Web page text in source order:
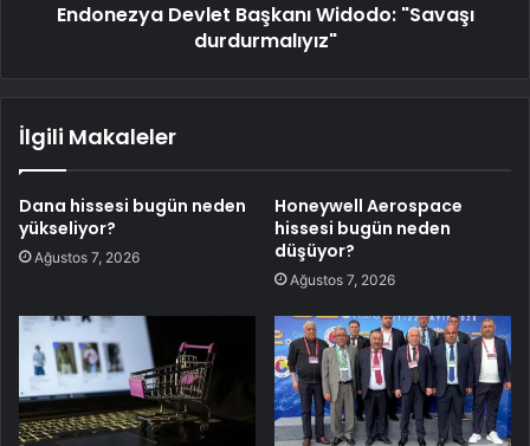
Endonezya Devlet Başkanı Widodo: "Savaşı
durdurmalıyız"
İlgili Makaleler
Dana hissesi bugün neden
yükseliyor?
Ağustos 7, 2026
Honeywell Aerospace
hissesi bugün neden
düşüyor?
Ağustos 7, 2026